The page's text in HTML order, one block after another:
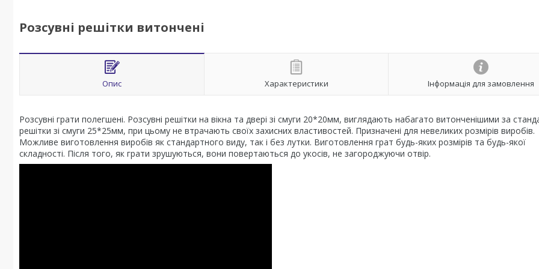
Розсувні решітки витончені
Опис Характеристики Інформація для замовлення
Розсувні грати полегшені. Розсувні решітки на вікна та двері зі смуги 20*20мм, виглядають набагато витонченішими за
решітки зі смуги 25*25мм, при цьому не втрачають своїх захисних властивостей. Призначені для невеликих розмірів виробів.
Можливе виготовлення виробів як стандартного виду, так і без лутки. Виготовлення грат будь-яких розмірів та будь-якої
складності. Після того, як грати зрушуються, вони повертаються до укосів, не загороджуючи отвір.